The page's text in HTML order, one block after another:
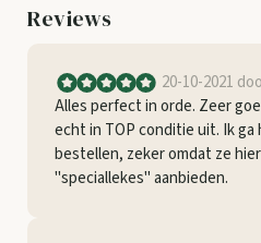
Reviews
20-10-2021
Alles perfect in orde. Zeer
echt in TOP conditie uit. Ik ga
bestellen, zeker omdat ze
"speciallekes" aanbieden.